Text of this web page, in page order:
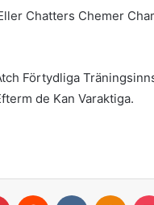
Chatters Chemer
Förtydliga
de Kan Varaktiga.
Pinterest Reddit VKontakte